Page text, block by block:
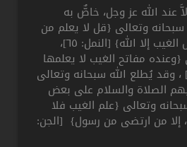
عند الله عز وجل، خاصٌّ به
وتعالى {قل لا يعلم من
في السماوات والأرض الغيب إلا الله} [النمل: ٦٥]،
مفاتح الغيب لا يعلمها
إلا هو} [ الأنعام: ٥٩] ، وقد يُطلع الله سبحانه وتعالى
الصلاة والسلام على بعض
وتعالى {علم الغيب فلا
إلا من ارتضى من رسول} [الجن: